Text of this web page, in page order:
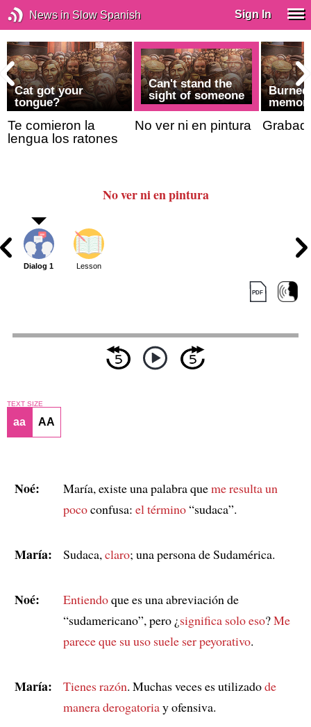
News in Slow Spanish Sign In
Cat got your
tongue?
Te comieron la
lengua los ratones
Can't stand the
sight of someone
No ver ni en pintura
No ver ni en pintura
Dialog 1 Lesson
TEXT SIZE
aa AA
Noé: María, existe una palabra queme resulta un
pococonfusa: el término“sudaca”.
María: Sudaca, claro; una persona de Sudamérica.
Noé: Entiendoque es una abreviación de
“sudamericano”, pero ¿significa solo eso?Me
parece que su uso suele ser peyorativo.
María: Tienes razón. Muchas veces es utilizadode
manera derogatoriay ofensiva.